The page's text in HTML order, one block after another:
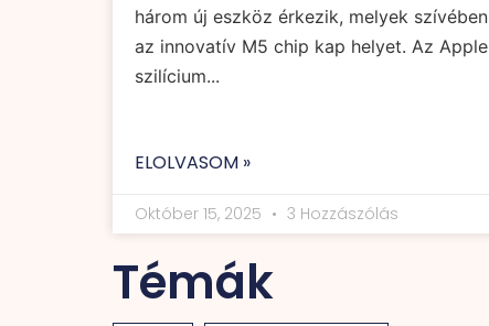
három új eszköz érkezik, melyek szívében
az innovatív M5 chip kap helyet. Az Apple
szilícium...
ELOLVASOM »
Október 15, 2025 3 Hozzászólás
Témák